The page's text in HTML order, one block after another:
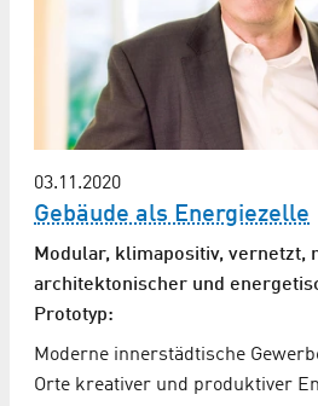
03.11.2020
Gebäude als Energiezelle
Modular, klimapositiv, vernetzt,
architektonischer und
Prototyp:
Moderne innerstädtische
Orte kreativer und produktiver